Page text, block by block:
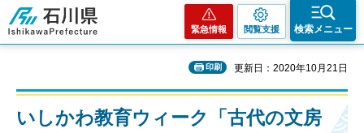
石川県
緊急情報 閲覧支援 検索メニュー
印刷 更新日：2020年10月21日
いしかわ教育ウィーク「古代の文房